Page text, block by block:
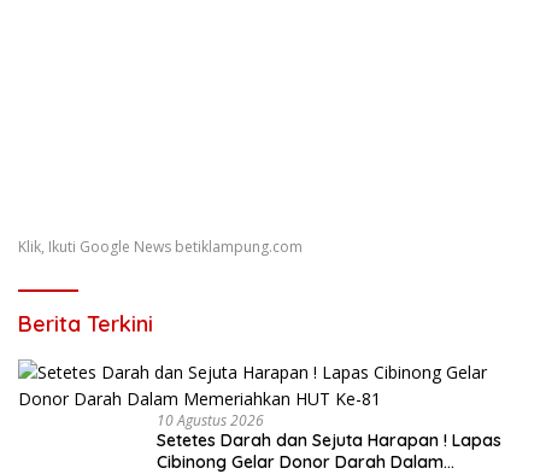
Klik, Ikuti Google News betiklampung.com
Berita Terkini
10 Agustus 2026
Setetes Darah dan Sejuta Harapan ! Lapas
Cibinong Gelar Donor Darah Dalam